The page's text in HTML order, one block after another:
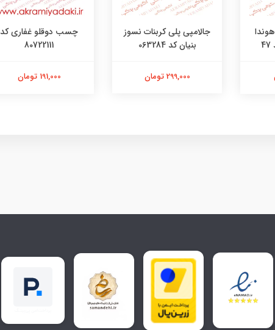
پیچ کرپی سایز 6 هوندا
جالامپی پلی کربنات نسوز
بنیان کد 063284
299,000 تومان
چسب دوقلو غفاری کد
80722111
191,000 تومان